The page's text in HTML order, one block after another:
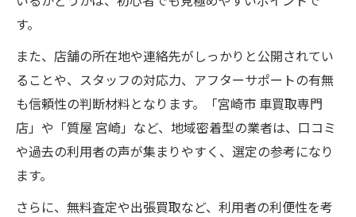
す。
また、店舗の所在地や連絡先がしっかりと公開されてい
ることや、スタッフの対応力、アフターサポートの有無
も信頼性の判断材料となります。「宮崎市 車買取専門
店」や「質屋 宮崎」など、地域密着型の業者は、口コミ
や過去の利用者の声が集まりやすく、選定の参考になり
ます。
さらに、無料査定や出張買取など、利用者の利便性を考